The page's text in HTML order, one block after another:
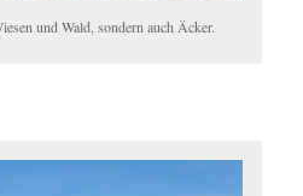
und Wald, sondern auch Äcker.